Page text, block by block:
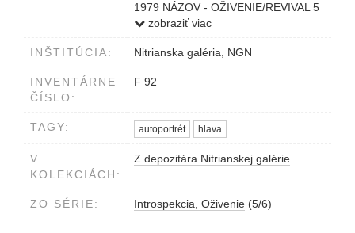
1979 NÁZOV - OŽIVENIE/REVIVAL 5
MILOTA HAVRÁNKOVÁ
písmom Havránková
zobraziť viac
INŠTITÚCIA: Nitrianska galéria, NGN
INVENTÁRNE
ČÍSLO:
F 92
TAGY: autoportrét hlava
V
KOLEKCIÁCH:
Z depozitára Nitrianskej galérie
ZO SÉRIE: Introspekcia, Oživenie (5/6)